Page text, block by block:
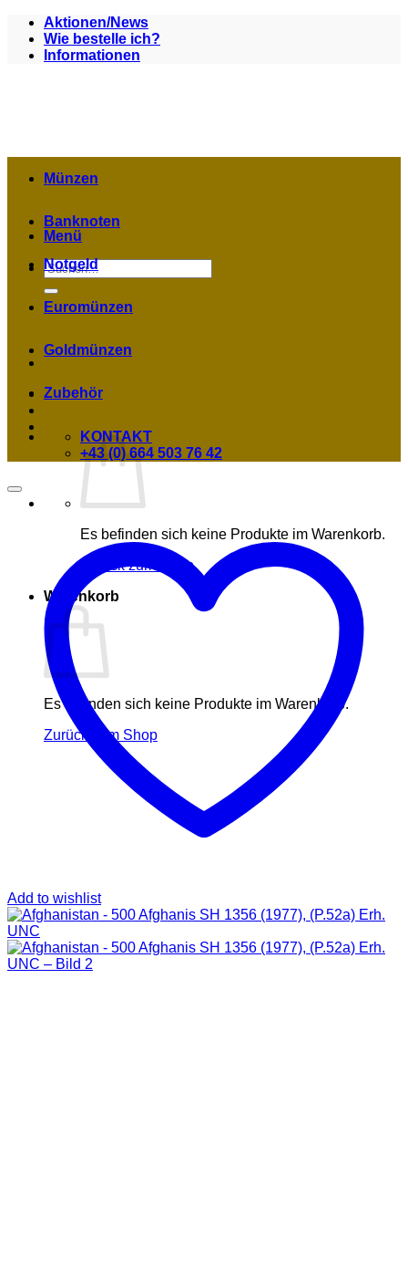
Zum
Inhalt
springen
Aktionen/News
Wie bestelle ich?
Informationen
Menü
Suchen
nach:
Es befinden sich keine Produkte im Warenkorb.
Zurück zum Shop
Warenkorb
Es befinden sich keine Produkte im Warenkorb.
Zurück zum Shop
Münzen
Banknoten
Notgeld
Euromünzen
Goldmünzen
Zubehör
KONTAKT
+43 (0) 664 503 76 42
Add to wishlist